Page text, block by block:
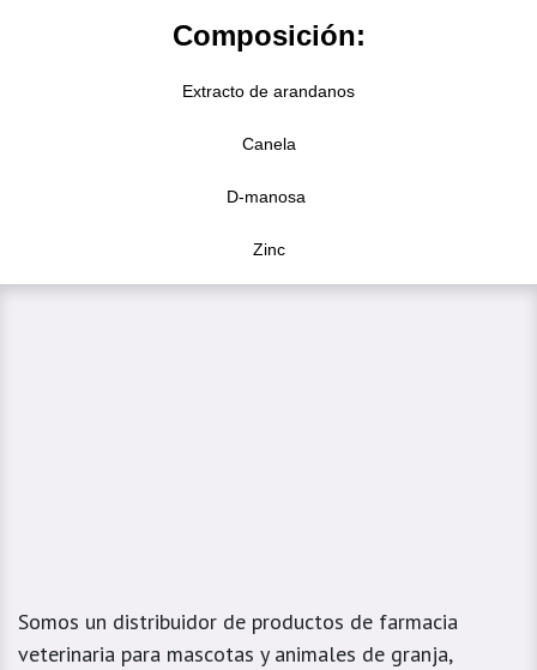
Composición:
Extracto de arandanos
Canela
D-manosa
Zinc
Somos un distribuidor de productos de farmacia
veterinaria para mascotas y animales de granja,